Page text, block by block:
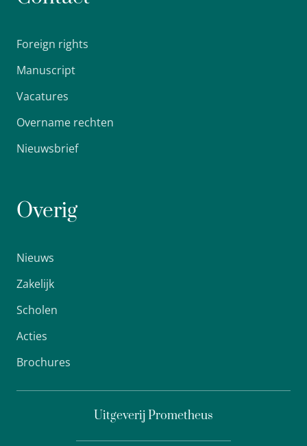
Foreign rights
Manuscript
Vacatures
Overname rechten
Nieuwsbrief
Overig
Nieuws
Zakelijk
Scholen
Acties
Brochures
Uitgeverij Prometheus